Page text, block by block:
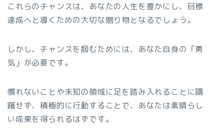
これらのチャンスは、あなたの人生を豊かにし、目標
達成へと導くための大切な贈り物となるでしょう。
しかし、チャンスを掴むためには、あなた自身の「勇
気」が必要です。
慣れないことや未知の領域に足を踏み入れることに躊
躇せず、積極的に行動することで、あなたは素晴らし
い成果を得られるはずです。